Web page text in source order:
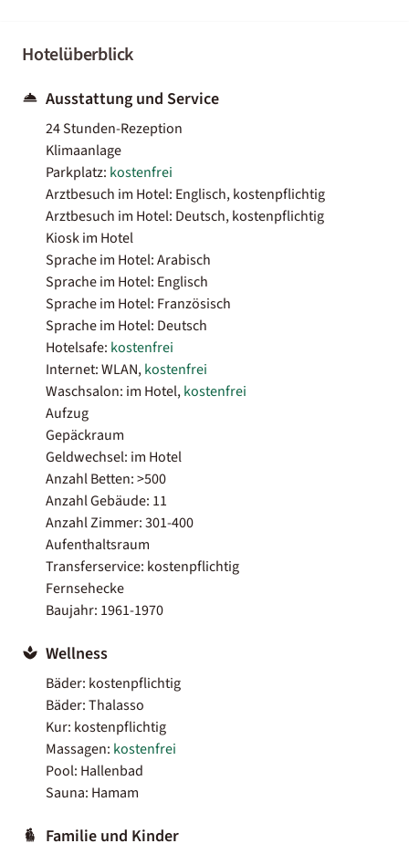
Hotelüberblick
Ausstattung und Service
24 Stunden-Rezeption
Klimaanlage
Parkplatz: kostenfrei
Arztbesuch im Hotel: Englisch, kostenpflichtig
Arztbesuch im Hotel: Deutsch, kostenpflichtig
Kiosk im Hotel
Sprache im Hotel: Arabisch
Sprache im Hotel: Englisch
Sprache im Hotel: Französisch
Sprache im Hotel: Deutsch
Hotelsafe: kostenfrei
Internet: WLAN,kostenfrei
Waschsalon: im Hotel,kostenfrei
Aufzug
Gepäckraum
Geldwechsel: im Hotel
Anzahl Betten: >500
Anzahl Gebäude: 11
Anzahl Zimmer: 301-400
Aufenthaltsraum
Transferservice: kostenpflichtig
Fernsehecke
Baujahr: 1961-1970
Wellness
Bäder: kostenpflichtig
Bäder: Thalasso
Kur: kostenpflichtig
Massagen: kostenfrei
Pool: Hallenbad
Sauna: Hamam
Familie und Kinder